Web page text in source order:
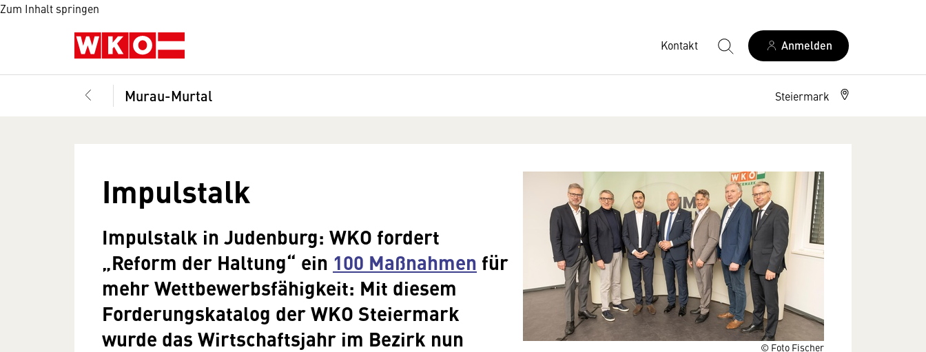
Zum Inhalt springen
Kontakt Anmelden
Murau-Murtal Steiermark
© Foto Fischer
Impulstalk
Impulstalk in Judenburg: WKO fordert
„Reform der Haltung“ ein 100 Maßnahmen für
mehr Wettbewerbsfähigkeit: Mit diesem
Forderungskatalog der WKO Steiermark
wurde das Wirtschaftsjahr im Bezirk nun